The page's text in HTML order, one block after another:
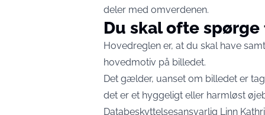
deler med omverdenen.
Du skal ofte
Hovedreglen er, at du skal have
hovedmotiv på billedet.
Det gælder, uanset om billedet er
det er et hyggeligt eller harmløst
Databeskyttelsesansvarlig Linn